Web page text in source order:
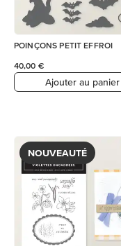
POINÇONS PETIT EFFROI
40,00 €
Ajouter au panier
NOUVEAUTÉ